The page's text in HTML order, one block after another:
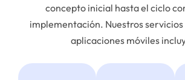
concepto inicial hasta el ciclo
implementación. Nuestros
aplicaciones móviles